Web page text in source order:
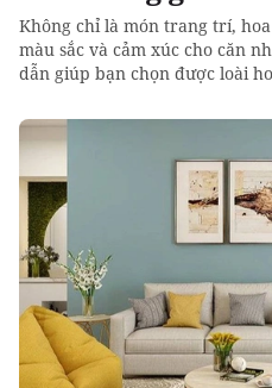
Không chỉ là món trang trí,
màu sắc và cảm xúc cho căn
dẫn giúp bạn chọn được loài